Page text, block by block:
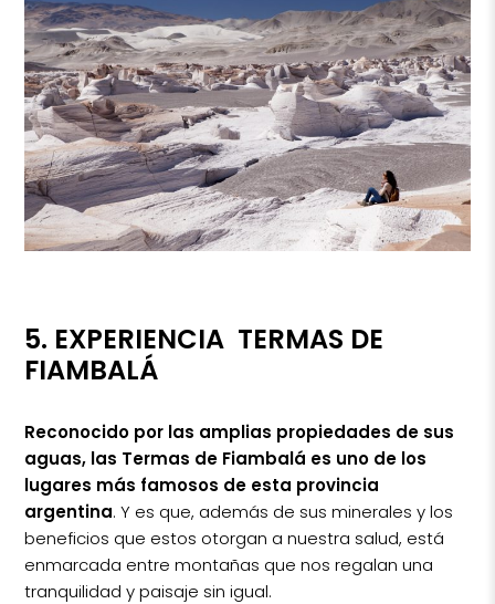
5. EXPERIENCIA TERMAS DE
FIAMBALÁ
Reconocido por las amplias propiedades de sus
aguas, las Termas de Fiambalá es uno de los
lugares más famosos de esta provincia
argentina. Y es que, además de sus minerales y los
beneficios que estos otorgan a nuestra salud, está
enmarcada entre montañas que nos regalan una
tranquilidad y paisaje sin igual.